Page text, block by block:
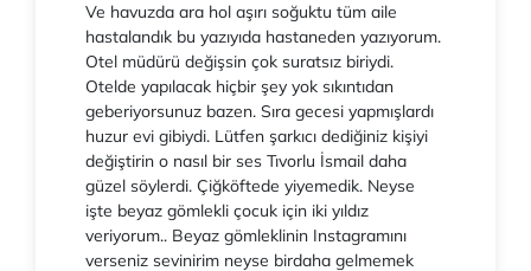
Ve havuzda ara hol aşırı soğuktu tüm aile
hastalandık bu yazıyıda hastaneden yazıyorum.
Otel müdürü değişsin çok suratsız biriydi.
Otelde yapılacak hiçbir şey yok sıkıntıdan
geberiyorsunuz bazen. Sıra gecesi yapmışlardı
huzur evi gibiydi. Lütfen şarkıcı dediğiniz kişiyi
değiştirin o nasıl bir ses Tıvorlu İsmail daha
güzel söylerdi. Çiğköftede yiyemedik. Neyse
işte beyaz gömlekli çocuk için iki yıldız
veriyorum.. Beyaz gömleklinin Instagramını
verseniz sevinirim neyse birdaha gelmemek